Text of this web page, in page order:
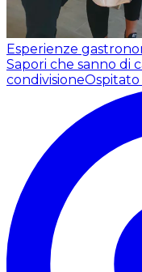
Esperienze
Sapori che sanno di
condivisioneOspitato